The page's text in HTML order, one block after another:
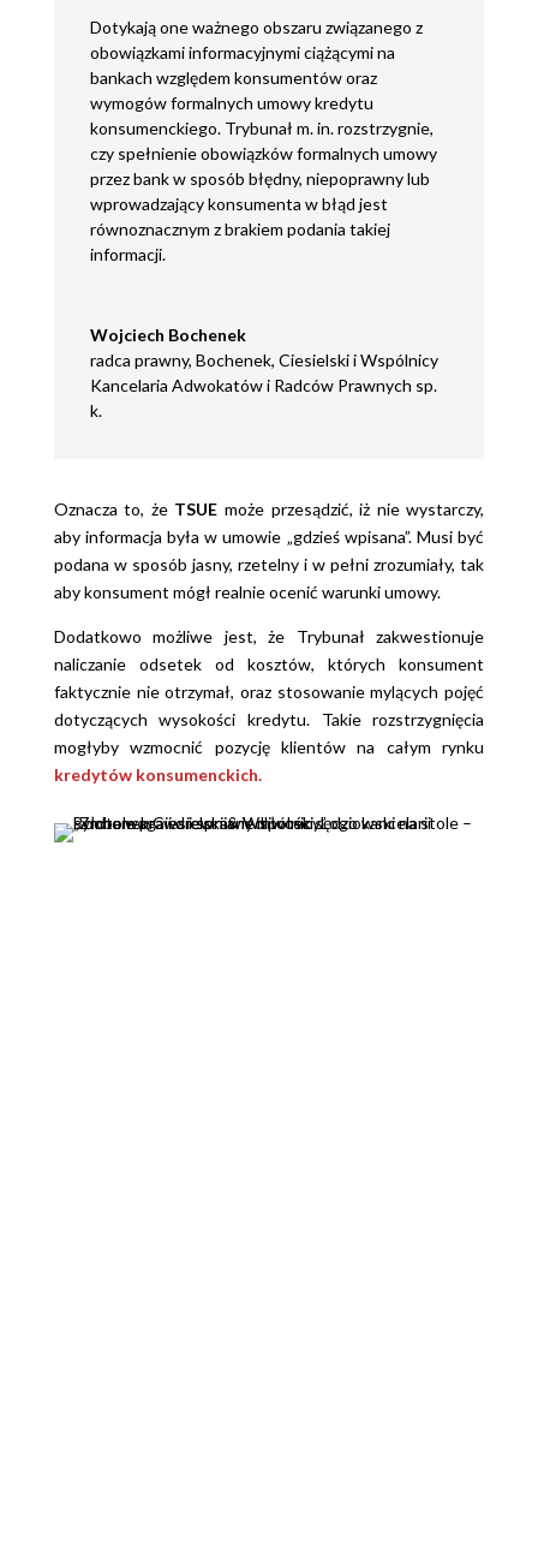
Dotykają one ważnego obszaru związanego z
obowiązkami informacyjnymi ciążącymi na
bankach względem konsumentów oraz
wymogów formalnych umowy kredytu
konsumenckiego. Trybunał m. in. rozstrzygnie,
czy spełnienie obowiązków formalnych umowy
przez bank w sposób błędny, niepoprawny lub
wprowadzający konsumenta w błąd jest
równoznacznym z brakiem podania takiej
informacji.
Wojciech Bochenek
radca prawny, Bochenek, Ciesielski i Wspólnicy
Kancelaria Adwokatów i Radców Prawnych sp.
k.
Oznacza to, że TSUE może przesądzić, iż nie wystarczy,
aby informacja była w umowie „gdzieś wpisana”. Musi być
podana w sposób jasny, rzetelny i w pełni zrozumiały, tak
aby konsument mógł realnie ocenić warunki umowy.
Dodatkowo możliwe jest, że Trybunał zakwestionuje
naliczanie odsetek od kosztów, których konsument
faktycznie nie otrzymał, oraz stosowanie mylących pojęć
dotyczących wysokości kredytu. Takie rozstrzygnięcia
mogłyby wzmocnić pozycję klientów na całym rynku
kredytów konsumenckich.